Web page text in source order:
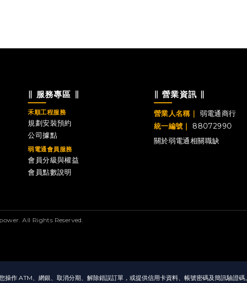
∥ 服務專區 ∥
禾順工程服務
規劃安裝預約
公司據點
弱電通會員服務
會員分級與權益
會員點數說明
∥ 營業資訊 ∥
營業人名稱｜
弱電通商行
統一編號｜
88072990
關於弱電通相關職缺
All Rights Reserved.
操作 ATM、網銀、取消分期、解除錯誤訂單，或提供信用卡資料、帳號密碼及簡訊驗證